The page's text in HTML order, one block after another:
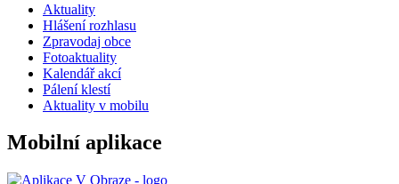
Aktuality
Hlášení rozhlasu
Zpravodaj obce
Fotoaktuality
Kalendář akcí
Pálení klestí
Aktuality v mobilu
Mobilní aplikace